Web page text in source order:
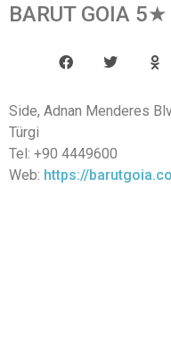
BARUT GOIA 5★
Side, Adnan Menderes
Türgi
Tel: +90 4449600
Web: https://